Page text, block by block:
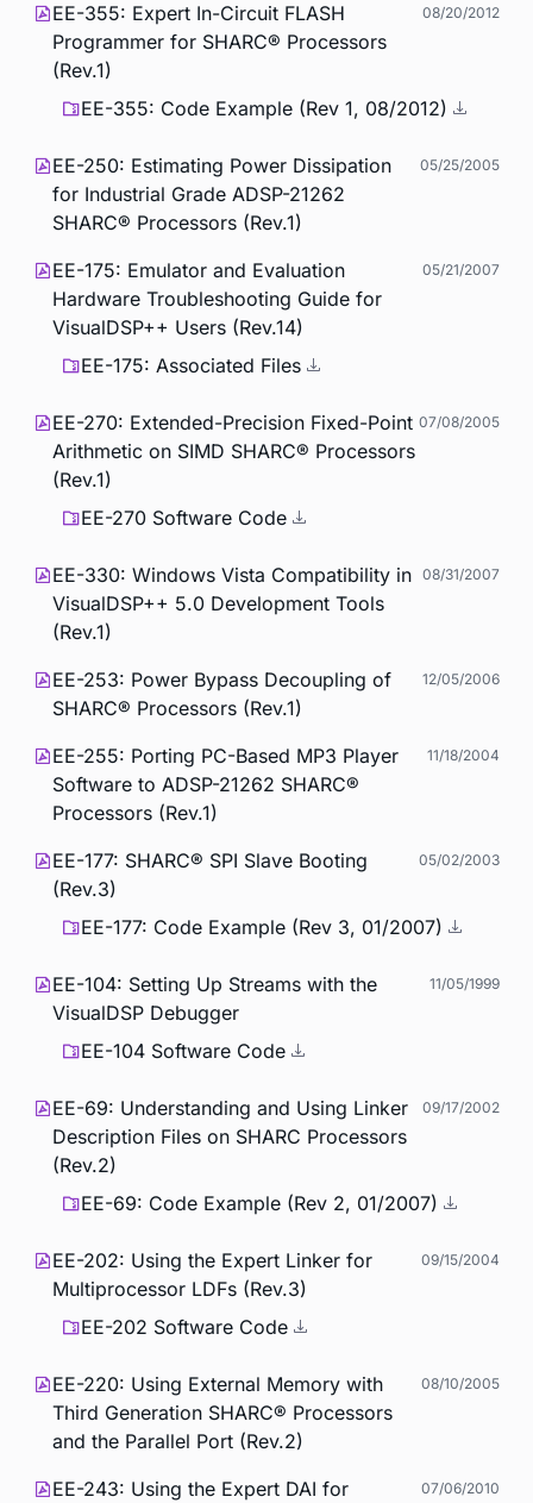
EE-355: Expert In-Circuit FLASH
Programmer for SHARC® Processors
(Rev.1)
08/20/2012
EE-355: Code Example (Rev 1, 08/2012)
EE-250: Estimating Power Dissipation
for Industrial Grade ADSP-21262
SHARC® Processors (Rev.1)
05/25/2005
EE-175: Emulator and Evaluation
Hardware Troubleshooting Guide for
VisualDSP++ Users (Rev.14)
05/21/2007
EE-175: Associated Files
EE-270: Extended-Precision Fixed-Point
Arithmetic on SIMD SHARC® Processors
(Rev.1)
07/08/2005
EE-270 Software Code
EE-330: Windows Vista Compatibility in
VisualDSP++ 5.0 Development Tools
(Rev.1)
08/31/2007
EE-253: Power Bypass Decoupling of
SHARC® Processors (Rev.1)
12/05/2006
EE-255: Porting PC-Based MP3 Player
Software to ADSP-21262 SHARC®
Processors (Rev.1)
11/18/2004
EE-177: SHARC® SPI Slave Booting
(Rev.3)
05/02/2003
EE-177: Code Example (Rev 3, 01/2007)
EE-104: Setting Up Streams with the
VisualDSP Debugger
11/05/1999
EE-104 Software Code
EE-69: Understanding and Using Linker
Description Files on SHARC Processors
(Rev.2)
09/17/2002
EE-69: Code Example (Rev 2, 01/2007)
EE-202: Using the Expert Linker for
Multiprocessor LDFs (Rev.3)
09/15/2004
EE-202 Software Code
EE-220: Using External Memory with
Third Generation SHARC® Processors
and the Parallel Port (Rev.2)
08/10/2005
EE-243: Using the Expert DAI for
07/06/2010